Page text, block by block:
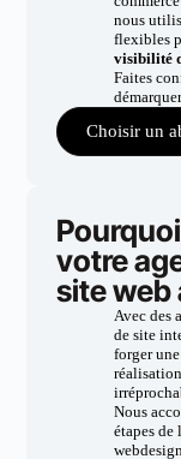
nous
flexibles
visibilité
Faites
Choisir un
votre
site web
Avec des
de site
forger
Nous
étapes de